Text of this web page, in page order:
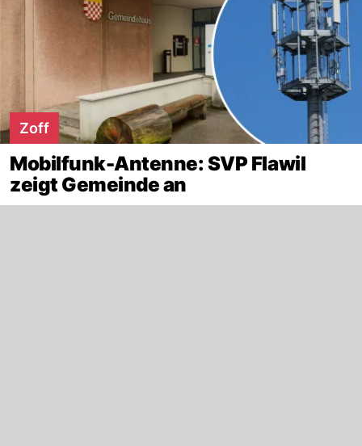
Zoff
Mobilfunk-Antenne: SVP Flawil
zeigt Gemeinde an